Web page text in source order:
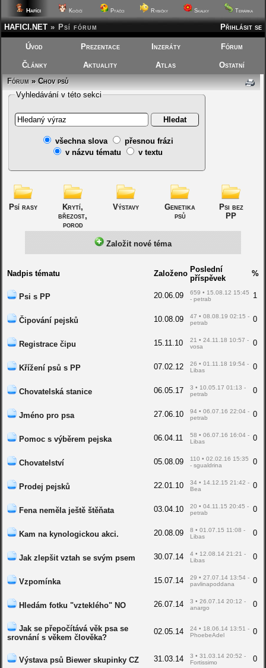
Hafíci Kočičí Ptáčci Rybičky Skalky Terárka
Přihlásit se
HAFICI.NET » Psí fórum
Úvod Prezentace Inzeráty Fórum
Články Aktuality Atlas
Ostatní
Fórum»Chov psů
Vyhledávání v této sekci
všechna slova
přesnou frázi
v názvu tématu
v textu
Psí rasy
Krytí,
březost,
porod
Výstavy
Genetika
psů
Psi bez
PP
Založit nové téma
Nadpis tématu Založeno Poslední
příspěvek
%
Psi s PP 20.06.09
659 • 15.08.12 15:45
- petrab
1
Čipování pejsků 10.08.09
47 • 08.08.19 02:15 -
petrab
0
Registrace čipu 15.11.10
21 • 24.11.18 10:57 -
vosa
0
Křížení psů s PP 07.02.12
26 • 01.11.18 19:54 -
Libas
0
Chovatelská stanice 06.05.17
3 • 10.05.17 01:13 -
petrab
0
Jméno pro psa 27.06.10
94 • 06.07.16 22:04 -
petrab
0
Pomoc s výběrem pejska 06.04.11
58 • 06.07.16 16:04 -
Libas
0
Chovatelství 05.08.09
110 • 02.02.16 15:35
- sgualdrina
0
Prodej pejsků 22.01.10
34 • 14.12.15 21:42 -
Bea
0
Fena neměla ještě štěňata 03.04.10
20 • 04.11.15 20:45 -
petrab
0
Kam na kynologickou akci. 20.08.09
8 • 01.07.15 11:08 -
Libas
0
Jak zlepšit vztah se svým psem 30.07.14
4 • 12.08.14 21:21 -
Libas
0
Vzpomínka 15.07.14
29 • 27.07.14 13:54 -
pavlinapoddana
0
Hledám fotku "vzteklého" NO 26.07.14
3 • 26.07.14 20:12 -
anargo
0
Jak se přepočítává věk psa se
srovnání s věkem člověka?
02.05.14
24 • 18.06.14 13:51 -
PhoebeAdel
0
Výstava psů Biewer skupinky CZ 31.03.14
3 • 31.03.14 20:52 -
Fortissimo
0